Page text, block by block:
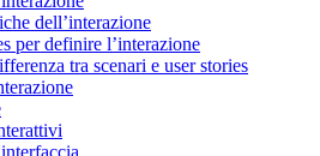
dell’interazione
per definire l’interazione
tra scenari e user stories